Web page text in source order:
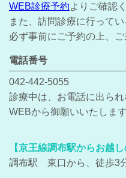
WEB診療予約よりご確認
また、訪問診療に行ってい
必ず事前にご予約の上、ご
電話番号
042-442-5055
診療中は、お電話に出ら
WEBから御願いいたします
【京王線調布駅からお越し
調布駅 東口から、徒歩3